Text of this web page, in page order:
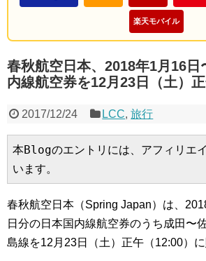
楽天モバイル
春秋航空日本、2018年1月16日
内線航空券を12月23日（土）
2017/12/24 LCC,旅行
本Blogのエントリには、アフィリエ
います。
春秋航空日本（Spring Japan）は、
日分の日本国内線航空券のうち成田〜
島線を12月23日（土）正午（12:00）に